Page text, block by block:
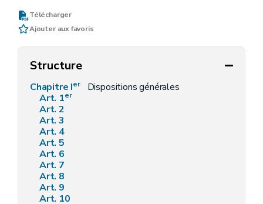
Télécharger
Ajouter aux favoris
Structure
Chapitre Ier
Dispositions générales
Art. 1er
Art. 2
Art. 3
Art. 4
Art. 5
Art. 6
Art. 7
Art. 8
Art. 9
Art. 10